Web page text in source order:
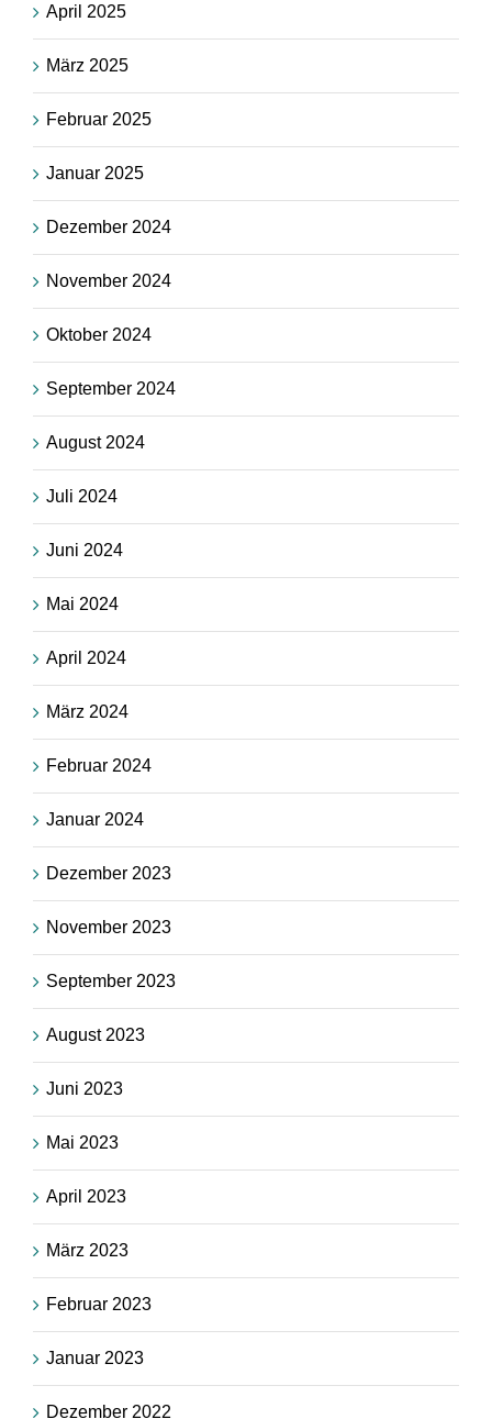
April 2025
März 2025
Februar 2025
Januar 2025
Dezember 2024
November 2024
Oktober 2024
September 2024
August 2024
Juli 2024
Juni 2024
Mai 2024
April 2024
März 2024
Februar 2024
Januar 2024
Dezember 2023
November 2023
September 2023
August 2023
Juni 2023
Mai 2023
April 2023
März 2023
Februar 2023
Januar 2023
Dezember 2022